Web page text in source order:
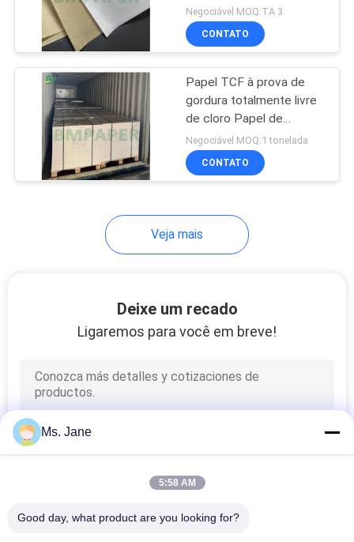
alimentos cor branca
natural
Negociável MOQ:TA 3
CONTATO
Papel TCF à prova de
gordura totalmente livre
de cloro Papel de
cozinha de pergaminho
Negociável MOQ:1 tonelada
CONTATO
Veja mais
Deixe um recado
Ligaremos para você em breve!
Ms. Jane
5:58 AM
Good day, what product are you looking for?